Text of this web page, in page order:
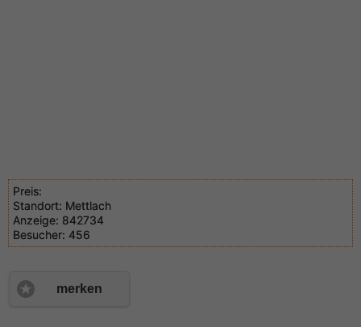
Preis:
Standort: Mettlach
Anzeige: 842734
Besucher: 456
merken